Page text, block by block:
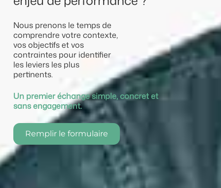
Nous prenons le temps de
comprendre votre contexte,
vos objectifs et vos
contraintes pour identifier
les leviers les plus
pertinents.
Un premier échange simple, concret et
sans engagement.
Remplir le formulaire